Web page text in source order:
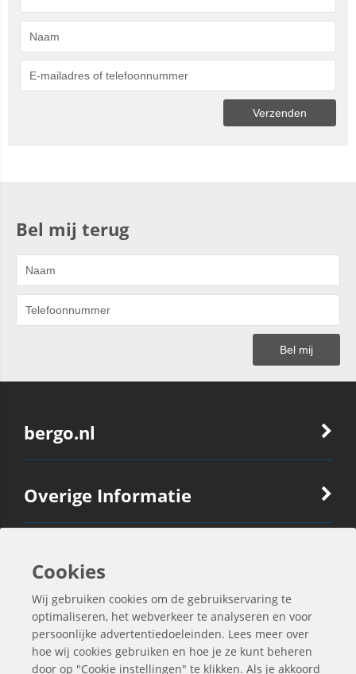
Bel mij terug
bergo.nl
Overige Informatie
Ook Interessant
Contactgegevens
Cookies
Wij gebruiken cookies om de gebruikservaring te
optimaliseren, het webverkeer te analyseren en voor
persoonlijke advertentiedoeleinden. Lees meer over
hoe wij cookies gebruiken en hoe je ze kunt beheren
door op "Cookie instellingen" te klikken. Als je akkoord